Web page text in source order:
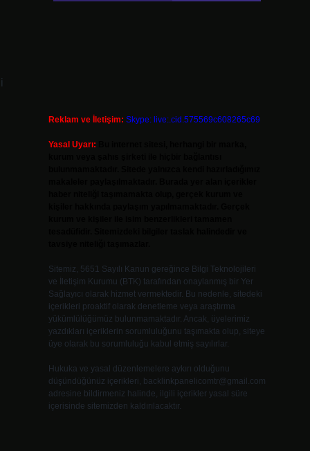
Reklam ve İletişim: Skype: live:.cid.575569c608265c69
Yasal Uyarı:
Sitemiz, 5651 Sayılı Kanun gereğince Bilgi Teknolojileri
ve İletişim Kurumu (BTK) tarafından onaylanmış bir Yer
Sağlayıcı olarak hizmet vermektedir. Bu nedenle, sitedeki
içerikleri proaktif olarak denetleme veya araştırma
yükümlülüğümüz bulunmamaktadır. Ancak, üyelerimiz
yazdıkları içeriklerin sorumluluğunu taşımakta olup, siteye
üye olarak bu sorumluluğu kabul etmiş sayılırlar.
Hukuka ve yasal düzenlemelere aykırı olduğunu
düşündüğünüz içerikleri, backlinkpanelicomtr@gmail.com
adresine bildirmeniz halinde, ilgili içerikler yasal süre
içerisinde sitemizden kaldırılacaktır.